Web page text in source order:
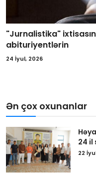
"Jurnalistika"
abituriyentlərin
24 İyul, 2026
Ən çox oxunanlar
24 il
22